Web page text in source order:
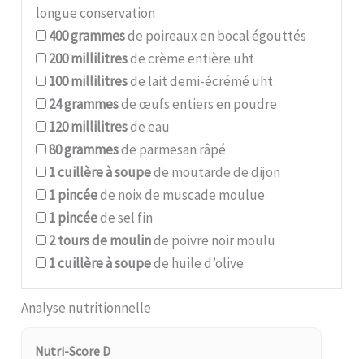
longue conservation
400grammesde poireaux en bocal égouttés
200millilitresde crème entière uht
100millilitresde lait demi-écrémé uht
24grammesde œufs entiers en poudre
120millilitresde eau
80grammesde parmesan râpé
1cuillère à soupede moutarde de dijon
1pincéede noix de muscade moulue
1pincéede sel fin
2tours de moulinde poivre noir moulu
1cuillère à soupede huile d’olive
Analyse nutritionnelle
Nutri-Score D